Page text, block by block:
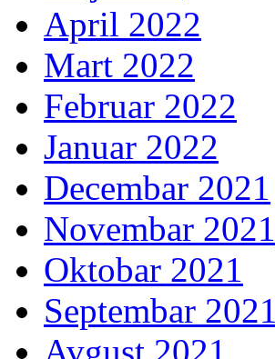
April 2022
Mart 2022
Februar 2022
Januar 2022
Decembar 2021
Novembar 2021
Oktobar 2021
Septembar 2021